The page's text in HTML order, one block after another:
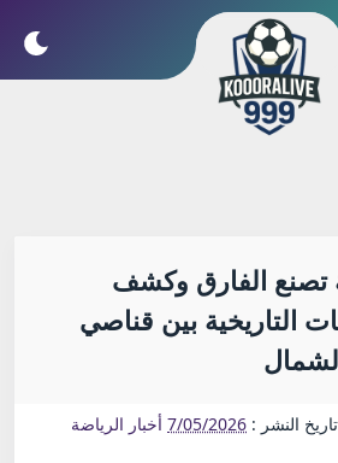
تصنع الفارق وكشف
التاريخية بين قناصي
تاريخ النشر : 7/05/2026 أخبار الرياضة